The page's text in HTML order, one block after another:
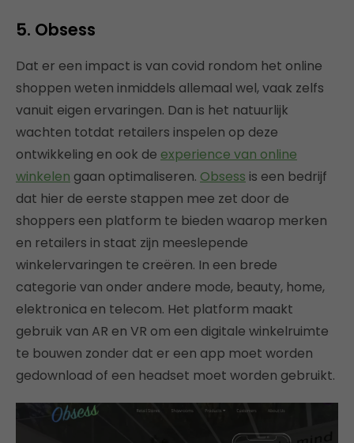
5. Obsess
Dat er een impact is van covid rondom het online
shoppen weten inmiddels allemaal wel, vaak zelfs
vanuit eigen ervaringen. Dan is het natuurlijk
wachten totdat retailers inspelen op deze
ontwikkeling en ook de experience van online
winkelen gaan optimaliseren. Obsess is een bedrijf
dat hier de eerste stappen mee zet door de
shoppers een platform te bieden waarop merken
en retailers in staat zijn meeslepende
winkelervaringen te creëren. In een brede
categorie van onder andere mode, beauty, home,
elektronica en telecom. Het platform maakt
gebruik van AR en VR om een ​​digitale winkelruimte
te bouwen zonder dat er een app moet worden
gedownload of een headset moet worden gebruikt.